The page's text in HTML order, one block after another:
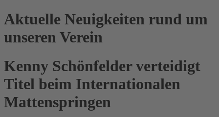
Aktuelle Neuigkeiten rund um
unseren Verein
Kenny Schönfelder verteidigt
Titel beim Internationalen
Mattenspringen